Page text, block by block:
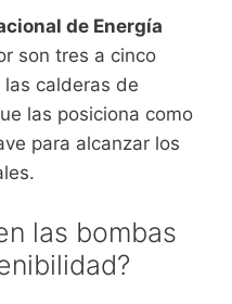
de Energía
son tres a cinco
calderas de
las posiciona como
para alcanzar los
las bombas